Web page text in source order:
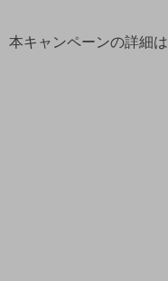
本キャンペーンの詳細は